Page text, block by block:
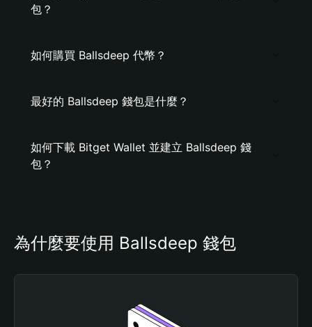
包？
如何購買 Ballsdeep 代幣？
最好的 Ballsdeep 錢包是什麼？
如何下載 Bitget Wallet 並建立 Ballsdeep 錢
包？
為什麼要使用 Ballsdeep 錢包